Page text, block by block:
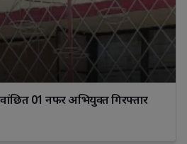
01 नफर अभियुक्त गिरफ्तार